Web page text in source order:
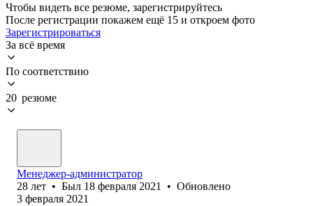
Чтобы видеть все резюме, зарегистрируйтесь
После регистрации покажем ещё 15 и откроем фото
Зарегистрироваться
За всё время
По соответствию
20 резюме
Менеджер-администратор
28 лет • Был 18 февраля 2021 • Обновлено
3 февраля 2021